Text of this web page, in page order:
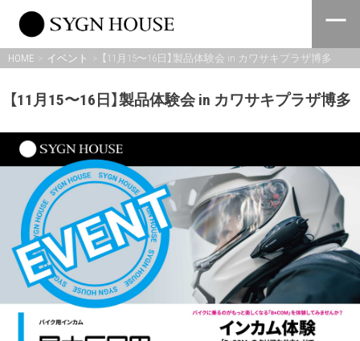
content
HOME イベント 【11月15〜16日】製品体験会 in カワサキプラザ博多
【11月15〜16日】製品体験会 in カワサキプラザ博多